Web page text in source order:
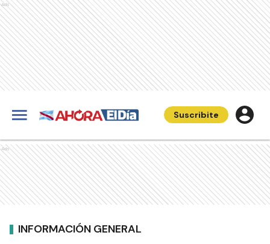
Ads
Suscribite
Ads
INFORMACIÓN GENERAL